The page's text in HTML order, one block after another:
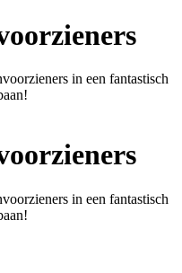
in een fantastisch
in een fantastisch